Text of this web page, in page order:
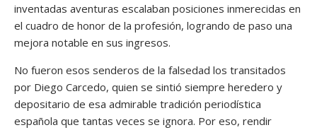
inventadas aventuras escalaban posiciones inmerecidas en
el cuadro de honor de la profesión, logrando de paso una
mejora notable en sus ingresos.
No fueron esos senderos de la falsedad los transitados
por Diego Carcedo, quien se sintió siempre heredero y
depositario de esa admirable tradición periodística
española que tantas veces se ignora. Por eso, rendir